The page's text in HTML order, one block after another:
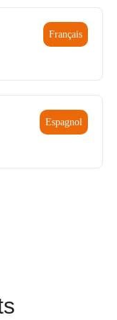
Français
Espagnol